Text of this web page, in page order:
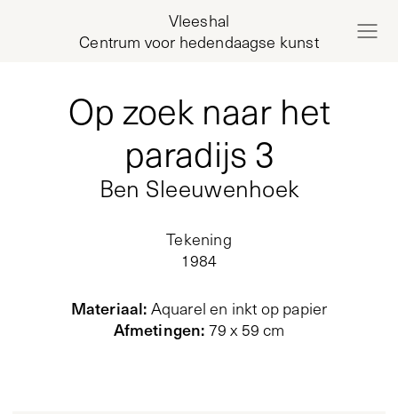
Vleeshal
Centrum voor hedendaagse kunst
Op zoek naar het
paradijs 3
Ben Sleeuwenhoek
Tekening
1984
Materiaal: Aquarel en inkt op papier
Afmetingen: 79 x 59 cm